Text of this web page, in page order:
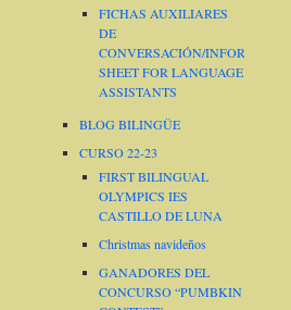
FICHAS AUXILIARES
DE
CONVERSACIÓN/INFORMATION
SHEET FOR LANGUAGE
ASSISTANTS
BLOG BILINGÜE
CURSO 22-23
FIRST BILINGUAL
OLYMPICS IES
CASTILLO DE LUNA
Christmas navideños
GANADORES DEL
CONCURSO “PUMBKIN